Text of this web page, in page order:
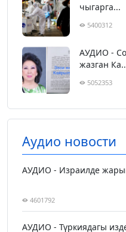
чыгарга...
5400312
АУДИО -
жазган
5052353
Аудио новости
АУДИО - Израилде
4601792
АУДИО - Түркиядагы